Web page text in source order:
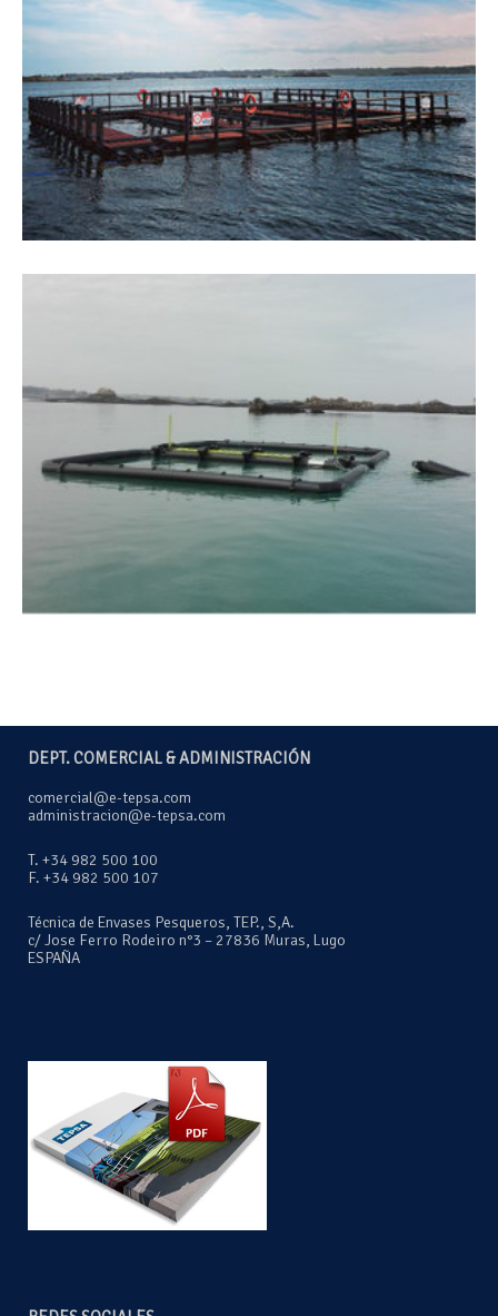
DEPT. COMERCIAL & ADMINISTRACIÓN
comercial@e-tepsa.com
administracion@e-tepsa.com
T. +34 982 500 100
F. +34 982 500 107
Técnica de Envases Pesqueros, TEP., S,A.
c/ Jose Ferro Rodeiro n°3 – 27836 Muras, Lugo
ESPAÑA